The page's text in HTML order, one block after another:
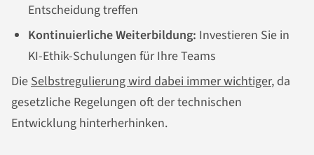
Entscheidung treffen
Kontinuierliche Weiterbildung: Investieren Sie in
KI-Ethik-Schulungen für Ihre Teams
Die Selbstregulierung wird dabei immer wichtiger, da
gesetzliche Regelungen oft der technischen
Entwicklung hinterherhinken.